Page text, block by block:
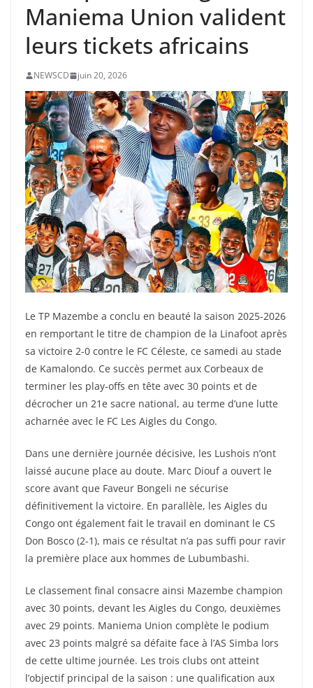
Maniema Union valident
leurs tickets africains
NEWSCD juin 20, 2026
Le TP Mazembe a conclu en beauté la saison 2025-2026
en remportant le titre de champion de la Linafoot après
sa victoire 2-0 contre le FC Céleste, ce samedi au stade
de Kamalondo. Ce succès permet aux Corbeaux de
terminer les play-offs en tête avec 30 points et de
décrocher un 21e sacre national, au terme d’une lutte
acharnée avec le FC Les Aigles du Congo.
Dans une dernière journée décisive, les Lushois n’ont
laissé aucune place au doute. Marc Diouf a ouvert le
score avant que Faveur Bongeli ne sécurise
définitivement la victoire. En parallèle, les Aigles du
Congo ont également fait le travail en dominant le CS
Don Bosco (2-1), mais ce résultat n’a pas suffi pour ravir
la première place aux hommes de Lubumbashi.
Le classement final consacre ainsi Mazembe champion
avec 30 points, devant les Aigles du Congo, deuxièmes
avec 29 points. Maniema Union complète le podium
avec 23 points malgré sa défaite face à l’AS Simba lors
de cette ultime journée. Les trois clubs ont atteint
l’objectif principal de la saison : une qualification aux